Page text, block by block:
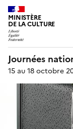
MINISTÈRE
DE LA CULTURE
Journées
15 au 18 octobre